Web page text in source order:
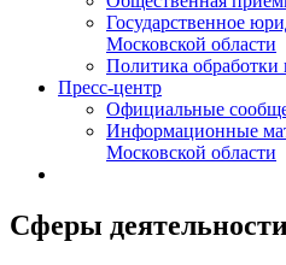
Государственное
Московской области
Политика
Пресс-центр
Официальные
Информационные
Московской области
Сферы